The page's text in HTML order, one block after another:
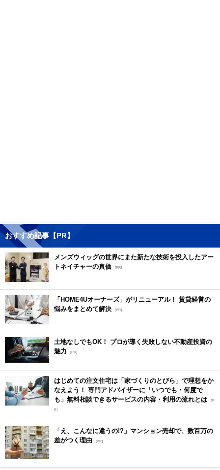
おすすめ記事【PR】
メンズウィッグの世界にまた新たな技術を投入したアー
トネイチャーの真価 [PR]
「HOME4Uオーナーズ」がリニューアル！ 賃貸経営の
悩みをまとめて解決 [PR]
土地なしでもOK！ プロが導く失敗しない不動産投資の
魅力
[PR]
はじめての注文住宅は「家づくりのとびら」で理想をか
なえよう！ 専門アドバイザーに「いつでも・何度で
も」無料相談できるサービスの内容・利用の流れとは [P
R]
「え、こんなに違うの!?」マンション売却で、数百万の
差がつく理由 [PR]